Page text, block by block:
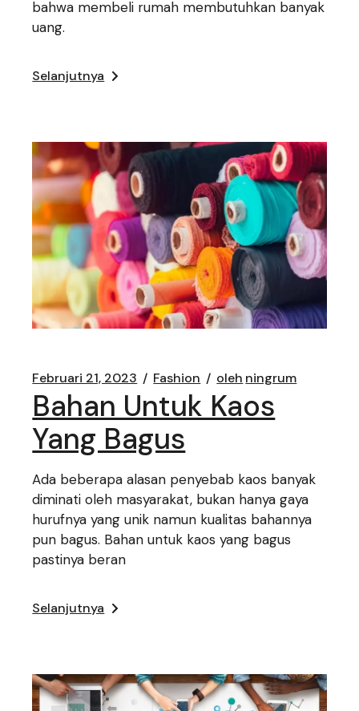
bahwa membeli rumah membutuhkan banyak
uang.
Selanjutnya
Februari 21, 2023 Fashion oleh ningrum
Bahan Untuk Kaos
Yang Bagus
Ada beberapa alasan penyebab kaos banyak
diminati oleh masyarakat, bukan hanya gaya
hurufnya yang unik namun kualitas bahannya
pun bagus. Bahan untuk kaos yang bagus
pastinya beran
Selanjutnya